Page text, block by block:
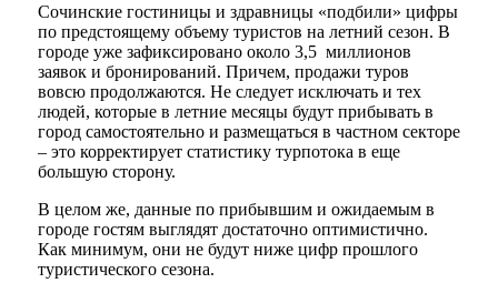
Сочинские гостиницы и здравницы «подбили» цифры
по предстоящему объему туристов на летний сезон. В
городе уже зафиксировано около 3,5 миллионов
заявок и бронирований. Причем, продажи туров
вовсю продолжаются. Не следует исключать и тех
людей, которые в летние месяцы будут прибывать в
город самостоятельно и размещаться в частном секторе
– это корректирует статистику турпотока в еще
большую сторону.
В целом же, данные по прибывшим и ожидаемым в
городе гостям выглядят достаточно оптимистично.
Как минимум, они не будут ниже цифр прошлого
туристического сезона.